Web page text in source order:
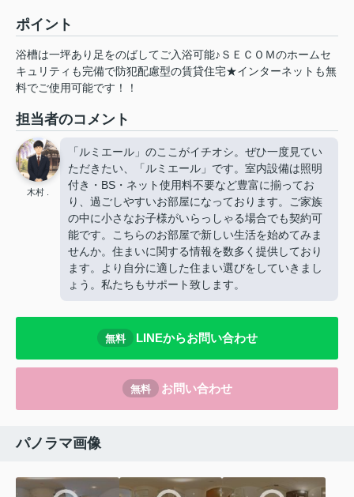
ポイント
浴槽は一坪あり足をのばしてご入浴可能♪ＳＥＣＯＭのホームセ
キュリティも完備で防犯配慮型の賃貸住宅★インターネットも無
料でご使用可能です！！
担当者のコメント
木村 .
「ルミエール」のここがイチオシ。ぜひ一度見てい
ただきたい、「ルミエール」です。室内設備は照明
付き・BS・ネット使用料不要など豊富に揃ってお
り、過ごしやすいお部屋になっております。ご家族
の中に小さなお子様がいらっしゃる場合でも契約可
能です。こちらのお部屋で新しい生活を始めてみま
せんか。住まいに関する情報を数多く提供しており
ます。より自分に適した住まい選びをしていきまし
ょう。私たちもサポート致します。
無料 LINEからお問い合わせ
無料 お問い合わせ
パノラマ画像